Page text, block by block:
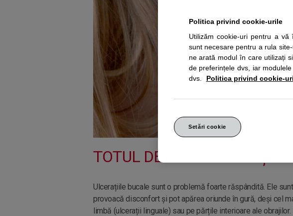
TOTUL DESPRE ULCERAȚIILE
Ulcerațiile bucale sunt o problemă foarte răspândită. Ele
provoacă disconfort și pot apărea oriunde în gură, deși cel
limbă (ulcerații linguale) sau pe părțile interioare ale
Politica privind cookie-urile
Utilizăm cookie-uri pentru a
sunt necesare pentru a rula
ne arată modul în care utilizați
de preferințele dvs, iar
dvs.
Politica privind cookie-
Setări cookie